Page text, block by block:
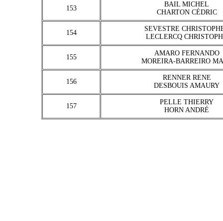
153
BAIL MICHEL
CHARTON CÉDRIC
154
SEVESTRE
LECLERCQ
155
AMARO FERNANDO
MOREIRA-BARREIRO
156
RENNER RENE
DESBOUIS AMAURY
157
PELLE THIERRY
HORN ANDRÉ